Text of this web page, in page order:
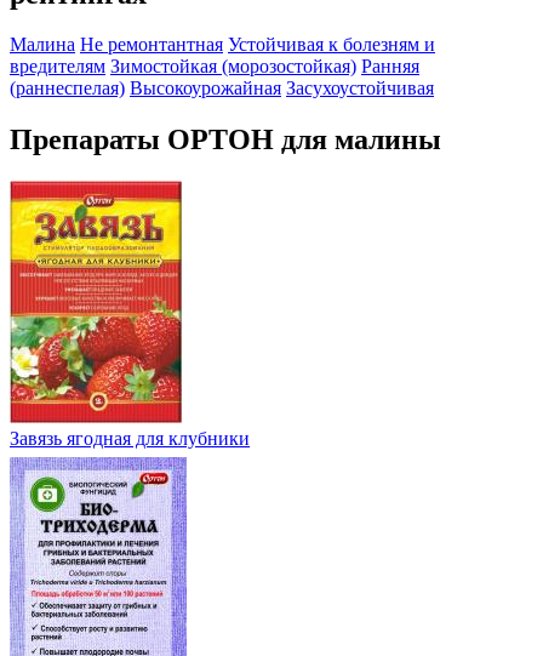
Малина Не ремонтантная Устойчивая к болезням и
вредителям Зимостойкая (морозостойкая) Ранняя
(раннеспелая) Высокоурожайная Засухоустойчивая
Препараты ОРТОН для малины
Завязь ягодная для клубники